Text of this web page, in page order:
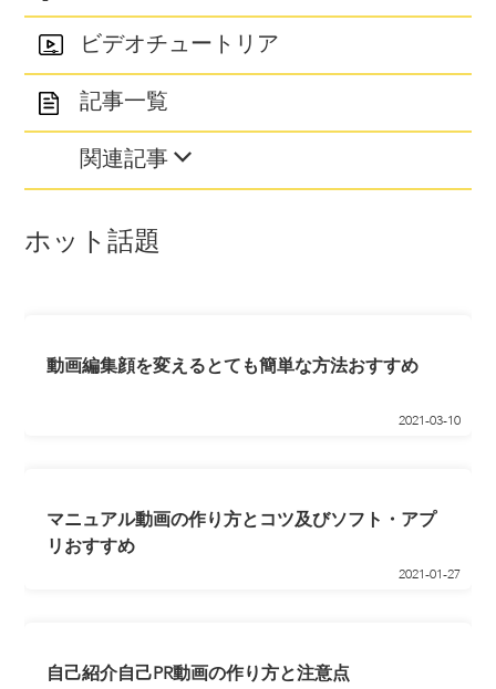
ビデオチュートリア
記事一覧
関連記事
ホット話題
動画編集顔を変えるとても簡単な方法おすすめ
2021-03-10
マニュアル動画の作り方とコツ及びソフト・アプ
リおすすめ
2021-01-27
自己紹介自己PR動画の作り方と注意点